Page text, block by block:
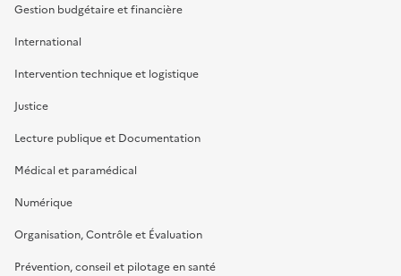
Gestion budgétaire et financière
International
Intervention technique et logistique
Justice
Lecture publique et Documentation
Médical et paramédical
Numérique
Organisation, Contrôle et Évaluation
Prévention, conseil et pilotage en santé